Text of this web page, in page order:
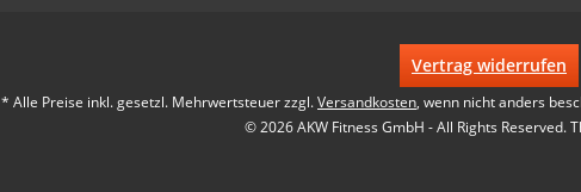
Vertrag widerrufen
* Alle Preise inkl. gesetzl. Mehrwertsteuer zzgl.Versandkosten, wenn nicht anders
© 2026 AKW Fitness GmbH - All Rights Reserved.